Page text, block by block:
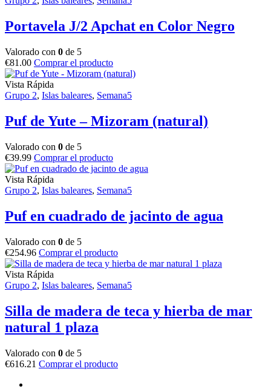
Portavela J/2 Apchat en Color Negro
Valorado con 0 de 5
€81.00 Comprar el producto
Vista Rápida
Grupo 2, Islas baleares, Semana5
Puf de Yute – Mizoram (natural)
Valorado con 0 de 5
€39.99 Comprar el producto
Vista Rápida
Grupo 2, Islas baleares, Semana5
Puf en cuadrado de jacinto de agua
Valorado con 0 de 5
€254.96 Comprar el producto
Vista Rápida
Grupo 2, Islas baleares, Semana5
Silla de madera de teca y hierba de mar
natural 1 plaza
Valorado con 0 de 5
€616.21 Comprar el producto